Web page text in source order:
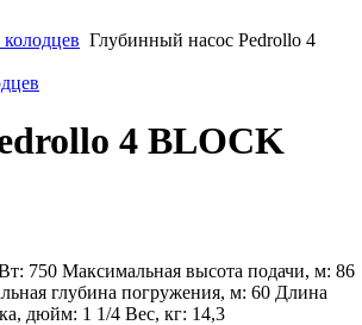
Глубинный насос Pedrollo 4
4 BLOCK
750 Максимальная высота подачи, м: 86
глубина погружения, м: 60 Длина
дюйм: 1 1/4 Вес, кг: 14,3